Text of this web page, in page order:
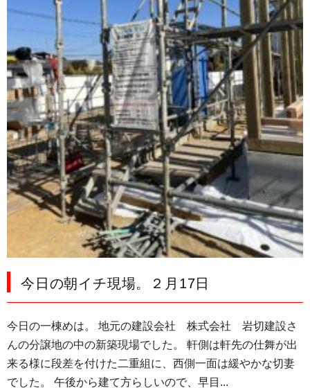
今日の朝イチ現場。２月17日
今日の一棟めは。 地元の建設会社 株式会社 岩切建設さ
んの分譲地の中の新築現場でした。 軒側は軒先の仕舞が出
来る様に段差を付けた二重組に、西側一面は緩やかな切妻
でした。 午後から建て方らしいので、早目...